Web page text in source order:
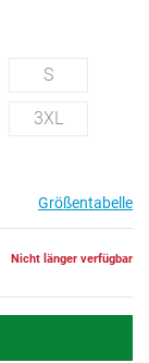
S
3XL
Größentabelle
Nicht länger verfügbar